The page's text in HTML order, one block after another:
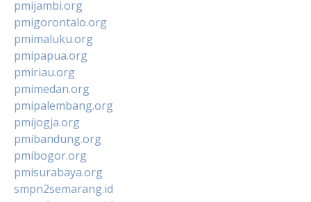
pmijambi.org
pmigorontalo.org
pmimaluku.org
pmipapua.org
pmiriau.org
pmimedan.org
pmipalembang.org
pmijogja.org
pmibandung.org
pmibogor.org
pmisurabaya.org
smpn2semarang.id